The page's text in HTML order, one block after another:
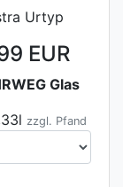
Urtyp
EUR
Glas
zzgl. Pfand